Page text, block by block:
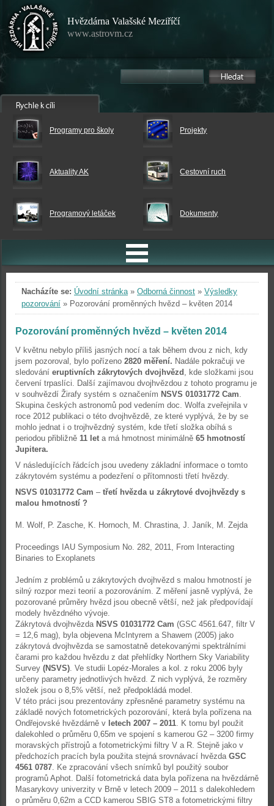
Hvězdárna Valašské Meziříčí
www.astrovm.cz
Programy pro školy Projekty
Aktuality AK Cestovní ruch
Programový letáček Dokumenty
Nacházíte se: Úvodní stránka» Odborná činnost » Výsledky
pozorování » Pozorování proměnných hvězd – květen 2014
Pozorování proměnných hvězd – květen 2014
V květnu nebylo příliš jasných nocí a tak během dvou z nich, kdy
jsem pozoroval, bylo pořízeno 2820 měření. Nadále pokračuji ve
sledování eruptivních zákrytových dvojhvězd , kde složkami jsou
červení trpaslíci. Další zajímavou dvojhvězdou z tohoto programu je
v souhvězdí Žirafy systém s označením NSVS 01031772 Cam.
Skupina českých astronomů pod vedením doc. Wolfa zveřejnila v
roce 2012 publikaci o této dvojhvězdě, ze které vyplývá, že by se
mohlo jednat i o trojhvězdný systém, kde třetí složka obíhá s
periodou přibližně 11 let a má hmotnost minimálně 65 hmotností
Jupitera.
V následujících řádcích jsou uvedeny základní informace o tomto
zákrytovém systému a podezření o přítomnosti třetí hvězdy.
NSVS 01031772 Cam – třetí hvězda u zákrytové dvojhvězdy s
malou hmotností ?
M. Wolf, P. Zasche, K. Hornoch, M. Chrastina, J. Janík, M. Zejda
Proceedings IAU Symposium No. 282, 2011, From Interacting
Binaries to Exoplanets
Jedním z problémů u zákrytových dvojhvězd s malou hmotností je
silný rozpor mezi teorií a pozorováním. Z měření jasně vyplývá, že
pozorované průměry hvězd jsou obecně větší, než jak předpovídají
modely hvězdného vývoje.
Zákrytová dvojhvězda NSVS 01031772 Cam (GSC 4561.647, filtr V
= 12,6 mag), byla objevena McIntyrem a Shawem (2005) jako
zákrytová dvojhvězda se samostatně detekovanými spektrálními
čarami pro každou hvězdu z dat přehlídky Northern Sky Variability
Survey (NSVS). Ve studii Lopéz-Morales a kol. z roku 2006 byly
určeny parametry jednotlivých hvězd. Z nich vyplývá, že rozměry
složek jsou o 8,5% větší, než předpokládá model.
V této práci jsou prezentovány zpřesněné parametry systému na
základě nových fotometrických pozorování, která byla pořízena na
Ondřejovské hvězdárně v letech 2007 – 2011. K tomu byl použit
dalekohled o průměru 0,65m ve spojení s kamerou G2 – 3200 firmy
moravských přístrojů a fotometrickými filtry V a R. Stejně jako v
předchozích pracích byla použita stejná srovnávací hvězdaGSC
4561 0787. Ke zpracování všech snímků byl použitý soubor
programů Aphot. Další fotometrická data byla pořízena na hvězdárně
Masarykovy univerzity v Brně v letech 2009 – 2011 s dalekohledem
o průměru 0,62m a CCD kamerou SBIG ST8 a fotometrickými filtry